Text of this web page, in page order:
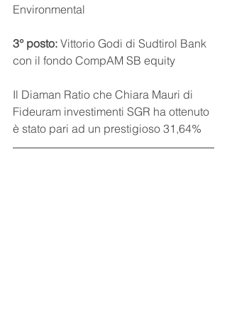
Environmental
3° posto: Vittorio Godi di Sudtirol Bank
con il fondo CompAM SB equity
Il Diaman Ratio che Chiara Mauri di
Fideuram investimenti SGR ha ottenuto
è stato pari ad un prestigioso 31,64%